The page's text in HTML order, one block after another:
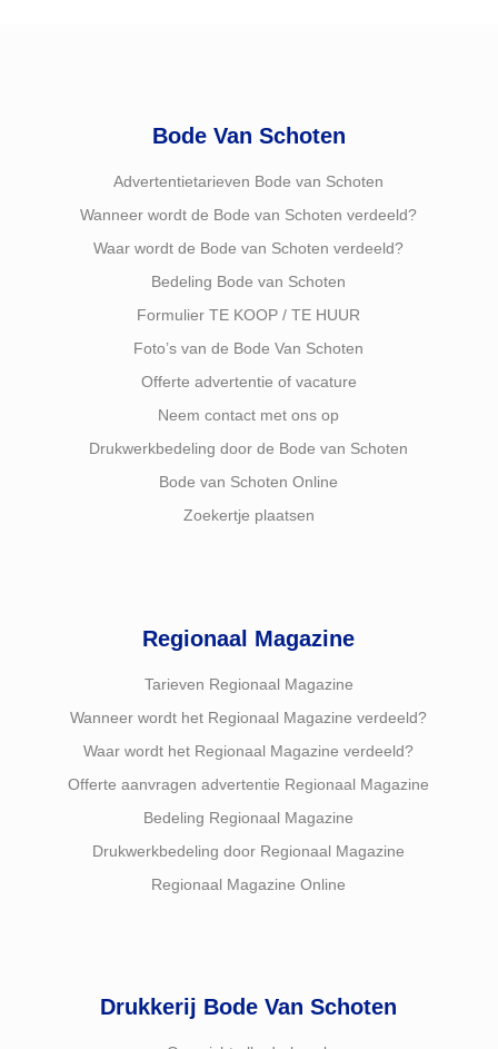
Bode Van Schoten
Advertentietarieven Bode van Schoten
Wanneer wordt de Bode van Schoten verdeeld?
Waar wordt de Bode van Schoten verdeeld?
Bedeling Bode van Schoten
Formulier TE KOOP / TE HUUR
Foto’s van de Bode Van Schoten
Offerte advertentie of vacature
Neem contact met ons op
Drukwerkbedeling door de Bode van Schoten
Bode van Schoten Online
Zoekertje plaatsen
Regionaal Magazine
Tarieven Regionaal Magazine
Wanneer wordt het Regionaal Magazine verdeeld?
Waar wordt het Regionaal Magazine verdeeld?
Offerte aanvragen advertentie Regionaal Magazine
Bedeling Regionaal Magazine
Drukwerkbedeling door Regionaal Magazine
Regionaal Magazine Online
Drukkerij Bode Van Schoten